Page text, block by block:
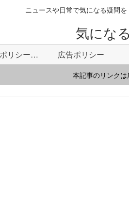
ニュースや日常で気になる疑問
気にな
プライバシーポリシー・免責事項 広告ポリシー
本記事のリンク